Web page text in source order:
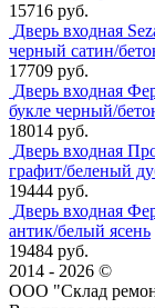
15716 руб.
Дверь входная
черный сатин/
17709 руб.
Дверь входная
букле черный/
18014 руб.
Дверь входная
графит/беленый
19444 руб.
Дверь входная
антик/белый ясень
19484 руб.
2014 - 2026 ©
ООО "Склад